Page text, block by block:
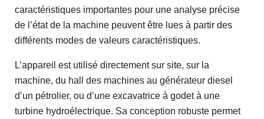
caractéristiques importantes pour une analyse précise
de l’état de la machine peuvent être lues à partir des
différents modes de valeurs caractéristiques.
L’appareil est utilisé directement sur site, sur la
machine, du hall des machines au générateur diesel
d’un pétrolier, ou d’une excavatrice à godet à une
turbine hydroélectrique. Sa conception robuste permet